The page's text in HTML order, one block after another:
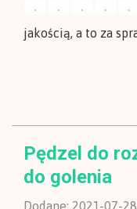
jakością, a to za
Pędzel do
do golenia
Dodane: 2021-07-28